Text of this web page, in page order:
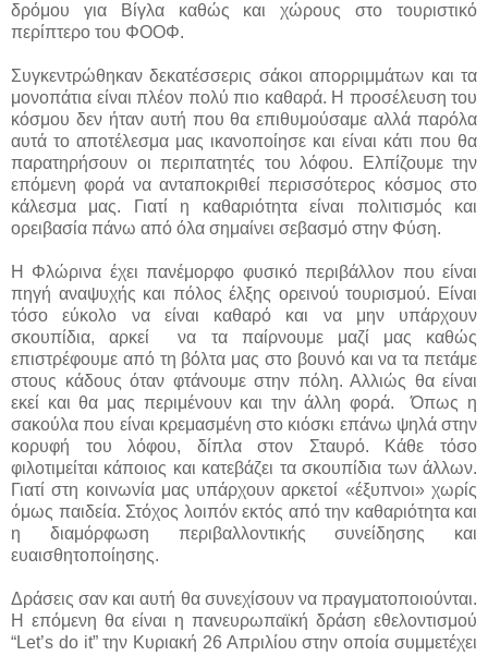
δρόμου για Βίγλα καθώς και χώρους στο τουριστικό
περίπτερο του ΦΟΟΦ.
Συγκεντρώθηκαν δεκατέσσερις σάκοι απορριμμάτων και τα
μονοπάτια είναι πλέον πολύ πιο καθαρά. Η προσέλευση του
κόσμου δεν ήταν αυτή που θα επιθυμούσαμε αλλά παρόλα
αυτά το αποτέλεσμα μας ικανοποίησε και είναι κάτι που θα
παρατηρήσουν οι περιπατητές του λόφου. Ελπίζουμε την
επόμενη φορά να ανταποκριθεί περισσότερος κόσμος στο
κάλεσμα μας. Γιατί η καθαριότητα είναι πολιτισμός και
ορειβασία πάνω από όλα σημαίνει σεβασμό στην Φύση.
Η Φλώρινα έχει πανέμορφο φυσικό περιβάλλον που είναι
πηγή αναψυχής και πόλος έλξης ορεινού τουρισμού. Είναι
τόσο εύκολο να είναι καθαρό και να μην υπάρχουν
σκουπίδια, αρκεί να τα παίρνουμε μαζί μας καθώς
επιστρέφουμε από τη βόλτα μας στο βουνό και να τα πετάμε
στους κάδους όταν φτάνουμε στην πόλη. Αλλιώς θα είναι
εκεί και θα μας περιμένουν και την άλλη φορά. Όπως η
σακούλα που είναι κρεμασμένη στο κιόσκι επάνω ψηλά στην
κορυφή του λόφου, δίπλα στον Σταυρό. Κάθε τόσο
φιλοτιμείται κάποιος και κατεβάζει τα σκουπίδια των άλλων.
Γιατί στη κοινωνία μας υπάρχουν αρκετοί «έξυπνοι» χωρίς
όμως παιδεία. Στόχος λοιπόν εκτός από την καθαριότητα και
η διαμόρφωση περιβαλλοντικής συνείδησης και
ευαισθητοποίησης.
Δράσεις σαν και αυτή θα συνεχίσουν να πραγματοποιούνται.
Η επόμενη θα είναι η πανευρωπαϊκή δράση εθελοντισμού
“Let’s do it” την Κυριακή 26 Απριλίου στην οποία συμμετέχει